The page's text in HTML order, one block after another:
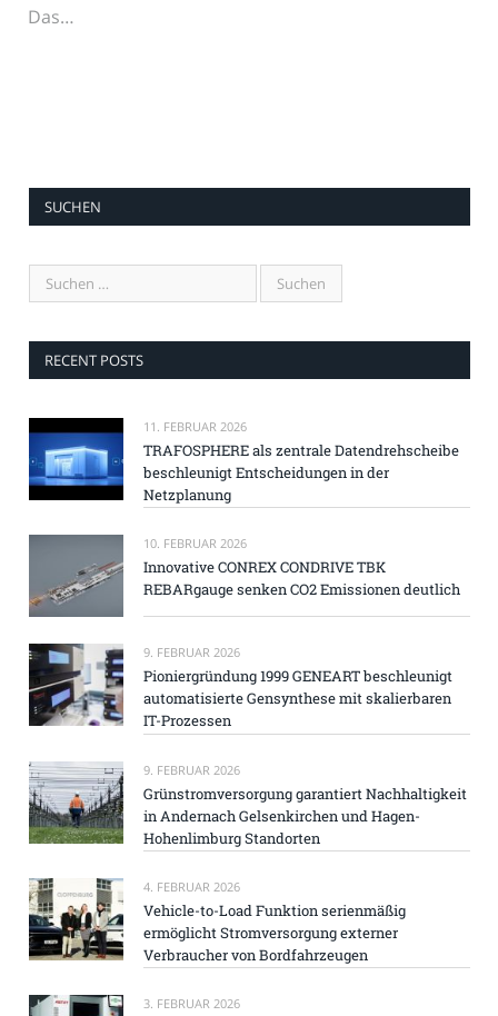
Das…
SUCHEN
RECENT POSTS
11. FEBRUAR 2026
TRAFOSPHERE als zentrale Datendrehscheibe
beschleunigt Entscheidungen in der
Netzplanung
10. FEBRUAR 2026
Innovative CONREX CONDRIVE TBK
REBARgauge senken CO2 Emissionen deutlich
9. FEBRUAR 2026
Pioniergründung 1999 GENEART beschleunigt
automatisierte Gensynthese mit skalierbaren
IT-Prozessen
9. FEBRUAR 2026
Grünstromversorgung garantiert Nachhaltigkeit
in Andernach Gelsenkirchen und Hagen-
Hohenlimburg Standorten
4. FEBRUAR 2026
Vehicle-to-Load Funktion serienmäßig
ermöglicht Stromversorgung externer
Verbraucher von Bordfahrzeugen
3. FEBRUAR 2026